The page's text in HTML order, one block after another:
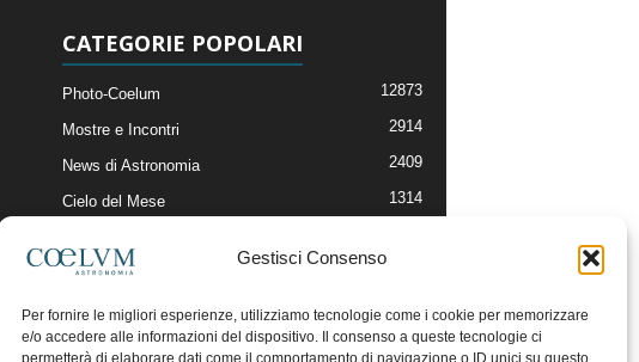
Gestisci Consenso
Per fornire le migliori esperienze, utilizziamo tecnologie come i cookie per memorizzare
e/o accedere alle informazioni del dispositivo. Il consenso a queste tecnologie ci
permetterà di elaborare dati come il comportamento di navigazione o ID unici su questo
CATEGORIE POPOLARI
Photo-Coelum 12873
Mostre e Incontri 2914
News di Astronomia 2409
Cielo del Mese 1314
Articoli e Risorse On-Line
Il Blog della Redazione